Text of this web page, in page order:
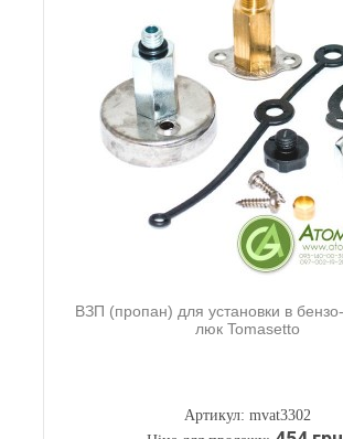
ВЗП (пропан) для установки в
люк Tomasetto
Артикул: mvat3302